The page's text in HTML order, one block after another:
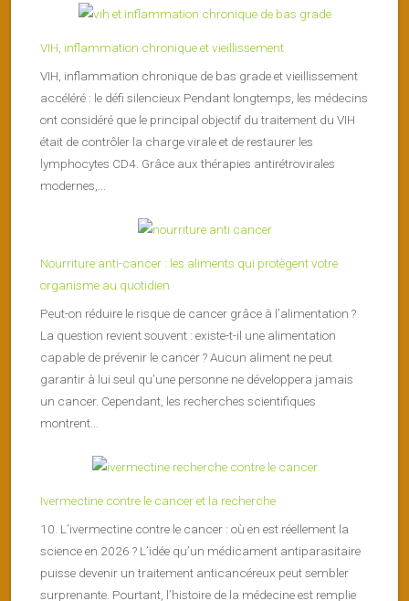
VIH, inflammation chronique et vieillissement
VIH, inflammation chronique de bas grade et vieillissement
accéléré : le défi silencieux Pendant longtemps, les médecins
ont considéré que le principal objectif du traitement du VIH
était de contrôler la charge virale et de restaurer les
lymphocytes CD4. Grâce aux thérapies antirétrovirales
modernes,...
Nourriture anti-cancer : les aliments qui protègent votre
organisme au quotidien
Peut-on réduire le risque de cancer grâce à l’alimentation ?
La question revient souvent : existe-t-il une alimentation
capable de prévenir le cancer ? Aucun aliment ne peut
garantir à lui seul qu’une personne ne développera jamais
un cancer. Cependant, les recherches scientifiques
montrent...
Ivermectine contre le cancer et la recherche
10. L’ivermectine contre le cancer : où en est réellement la
science en 2026 ? L’idée qu’un médicament antiparasitaire
puisse devenir un traitement anticancéreux peut sembler
surprenante. Pourtant, l’histoire de la médecine est remplie